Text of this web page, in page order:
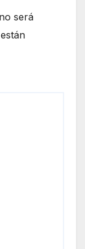
será